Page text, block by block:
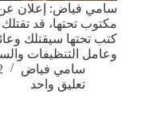
سامي فياض: إعلان
مكتوب تحتها، قد
كتب تحتها سيقتلك
وعامل التنظيفات
سامي فياض
تعليق واحد